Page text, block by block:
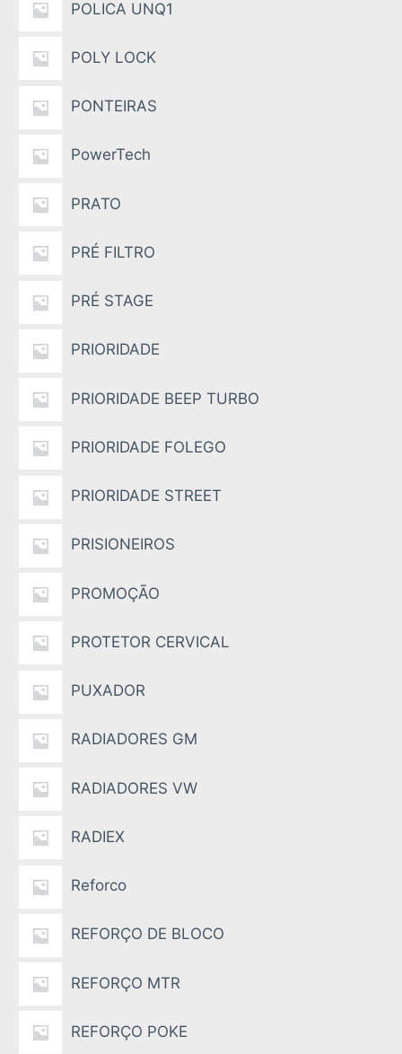
POLICA UNQ1
POLY LOCK
PONTEIRAS
PowerTech
PRATO
PRÉ FILTRO
PRÉ STAGE
PRIORIDADE
PRIORIDADE BEEP TURBO
PRIORIDADE FOLEGO
PRIORIDADE STREET
PRISIONEIROS
PROMOÇÃO
PROTETOR CERVICAL
PUXADOR
RADIADORES GM
RADIADORES VW
RADIEX
Reforco
REFORÇO DE BLOCO
REFORÇO MTR
REFORÇO POKE